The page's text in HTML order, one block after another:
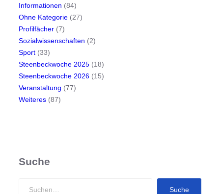
o
ß
e
n
r
f
o
l
g
Informationen (84)
Ohne Kategorie (27)
Profilfächer (7)
Sozialwissenschaften (2)
Sport (33)
Steenbeckwoche 2025 (18)
Steenbeckwoche 2026 (15)
Veranstaltung (77)
Weiteres (87)
Suche
Suche